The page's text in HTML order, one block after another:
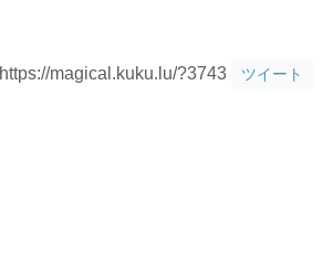
https://magical.kuku.lu/?3743 ツイート